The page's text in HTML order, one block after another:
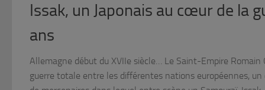
Issak, un Japonais au cœur de la
ans
Allemagne début du XVIIe siècle… Le Saint-Empire Romain
guerre totale entre les différentes nations européennes,